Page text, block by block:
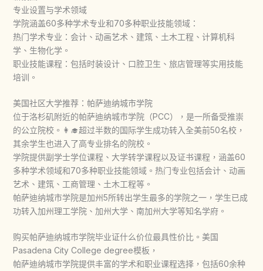
专业设置与学术领域
学院涵盖60多种学术专业和70多种职业技能领域：
​热门学术专业​：会计、动画艺术、建筑、土木工程、计算机科
学、生物化学。
​职业技能课程​：包括时装设计、口腔卫生、旅店管理等实用技能
培训。
美国社区大学推荐：帕萨迪纳城市学院
位于洛杉矶附近的帕萨迪纳城市学院（PCC），是一所备受推崇
的公立院校。👩‍🎓超过半数的国际学生成功转入全美前50名校，
其余学生也进入了高专业排名的院校。
学院提供副学士学位课程、大学转学课程以及证书课程，涵盖60
多种学术领域和70多种职业技能领域。热门专业包括会计、动画
艺术、建筑、工商管理、土木工程等。
帕萨迪纳城市学院是加州5所转出学生最多的学院之一，学生已成
功转入加州理工学院、加州大学、南加州大学等知名学府。
购买帕萨迪纳城市学院毕业证什么价位最具性价比。美国
Pasadena City College degree模板，
帕萨迪纳城市学院提供丰富的学术和职业课程选择，包括60余种